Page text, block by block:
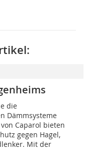
die
Dämmsysteme
Caparol bieten
gegen Hagel,
Mit der